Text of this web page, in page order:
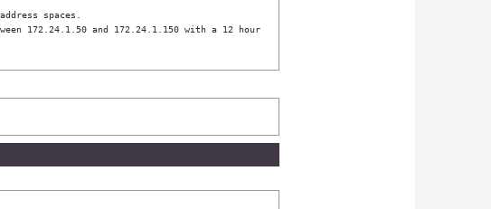
spaces.
172.24.1.50 and 172.24.1.150 with a 12 hour